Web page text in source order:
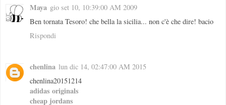
Maya gio set 10, 10:39:00 AM 2009
Ben tornata Tesoro! che bella la sicilia... non c'è che dire! bacio
Rispondi
chenlina lun dic 14, 02:47:00 AM 2015
chenlina20151214
adidas originals
cheap jordans